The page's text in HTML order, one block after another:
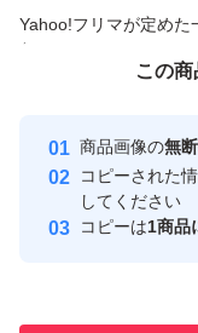
Yahoo!フリマが定めた
付与しています
安心取引出品者
取引実績
この
商品画像の無
コピーされた
してください
コピーは1商品
この商品をみてい